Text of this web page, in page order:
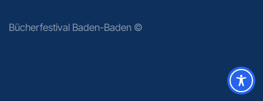
Bücherfestival Baden-Baden ©